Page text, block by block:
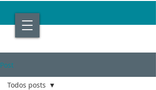
Post
Todos posts